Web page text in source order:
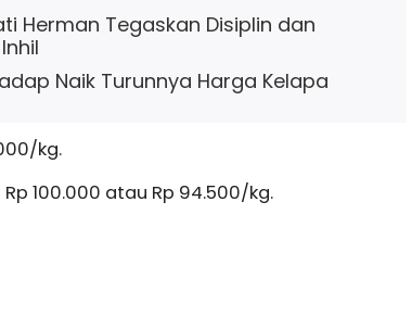
Herman Tegaskan Disiplin dan
Naik Turunnya Harga Kelapa
kg.
100.000 atau Rp 94.500/kg.